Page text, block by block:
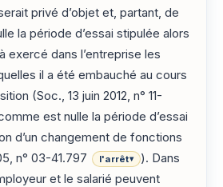
privé d’objet et, partant, de
la période d’essai stipulée alors
exercé dans l’entreprise les
il a été embauché au cours
(Soc., 13 juin 2012, n° 11-
est nulle la période d’essai
d’un changement de fonctions
n° 03-41.797
l'arrêt▾
). Dans
et le salarié peuvent